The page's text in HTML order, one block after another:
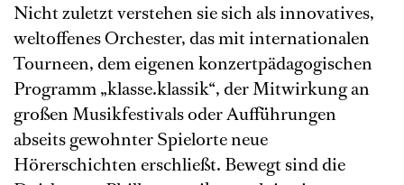
Nicht zuletzt verstehen sie sich als innovatives,
weltoffenes Orchester, das mit internationalen
Tourneen, dem eigenen konzertpädagogischen
Programm „klasse.klassik“, der Mitwirkung an
großen Musikfestivals oder Aufführungen
abseits gewohnter Spielorte neue
Hörerschichten erschließt. Bewegt sind die